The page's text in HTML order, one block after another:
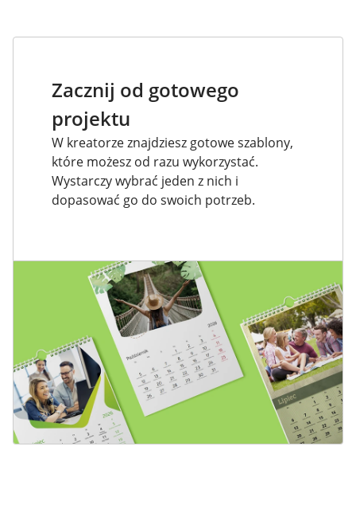
Zacznij od gotowego
projektu
W kreatorze znajdziesz gotowe szablony,
które możesz od razu wykorzystać.
Wystarczy wybrać jeden z nich i
dopasować go do swoich potrzeb.